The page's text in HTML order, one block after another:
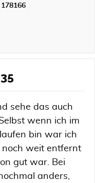
178166
sehe das auch
wenn ich im
bin war ich
weit entfernt
gut war. Bei
anders,